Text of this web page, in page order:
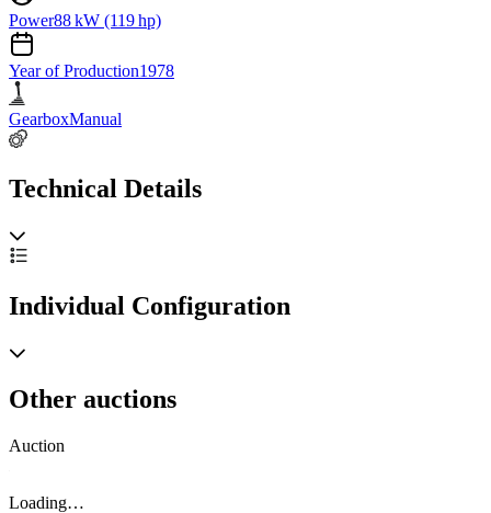
Power88 kW (119 hp)
Year of Production1978
GearboxManual
Technical Details
Individual Configuration
Other auctions
Auction
Loading…